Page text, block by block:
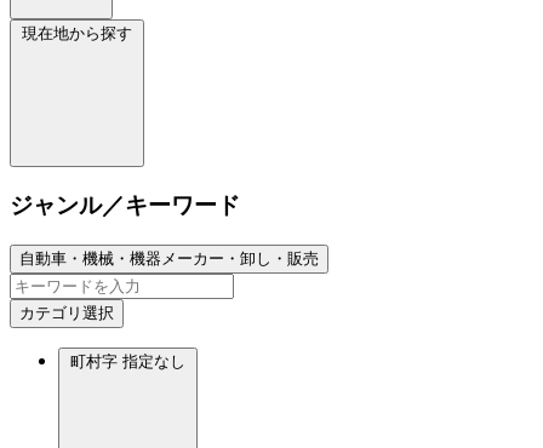
現在地から探す
ジャンル／キーワード
自動車・機械・機器メーカー・卸し・販売
カテゴリ選択
町村字 指定なし